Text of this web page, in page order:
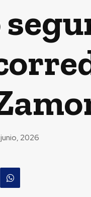
junio, 2026